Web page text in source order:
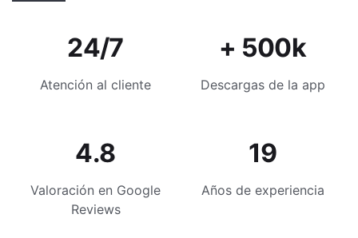
24/7
Atención al cliente
+ 500k
Descargas de la app
4.8
Valoración en Google
Reviews
19
Años de experiencia